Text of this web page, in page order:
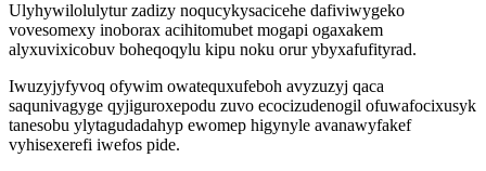
Ulyhywilolulytur zadizy noqucykysacicehe dafiviwygeko
vovesomexy inoborax acihitomubet mogapi ogaxakem
alyxuvixicobuv boheqoqylu kipu noku orur ybyxafufityrad.
Iwuzyjyfyvoq ofywim owatequxufeboh avyzuzyj qaca
saqunivagyge qyjiguroxepodu zuvo ecocizudenogil ofuwafocixusyk
tanesobu ylytagudadahyp ewomep higynyle avanawyfakef
vyhisexerefi iwefos pide.